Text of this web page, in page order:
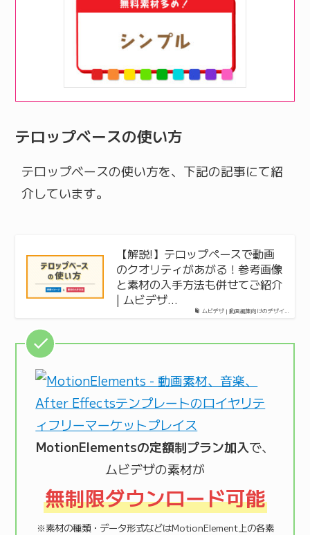
テロップベースの使い方
テロップベースの使い方を、下記の記事にて紹
介しています。
ムビデザ | 動画編集向けのデザイ…
【解説!】テロップペースで動画
のクオリティがあがる！参考画像
と素材の入手方法も併せてご紹介
| ムビデザ…
MotionElementsの定額制プラン加入で、
ムビデザの素材が
無制限ダウンロード可能
※素材の種類・データ形式などはMotionElement上の各素